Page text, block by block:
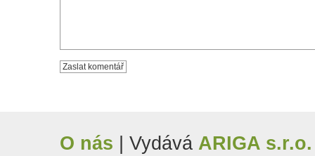
O nás | Vydává ARIGA s.r.o.